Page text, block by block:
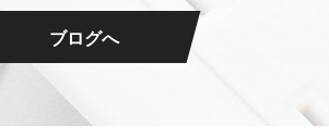
ブログへ